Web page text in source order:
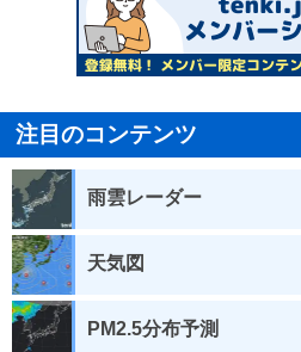
注目のコンテンツ
雨雲レーダー
天気図
PM2.5分布予測